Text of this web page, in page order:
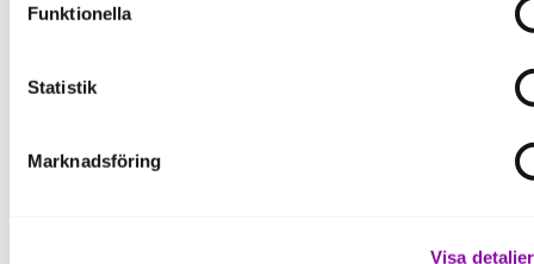
Funktionella
Statistik
Marknadsföring
Visa detaljer
Fler pressmeddelanden
Läs mer